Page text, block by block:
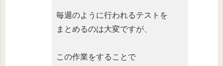
毎週のように行われるテストを
まとめるのは大変ですが、
この作業をすることで